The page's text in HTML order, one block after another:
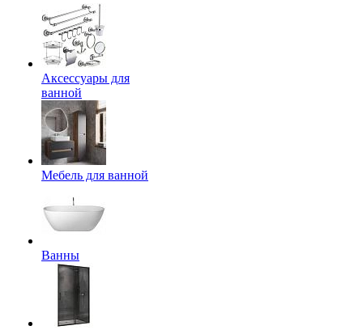
Аксессуары для
ванной
Мебель для ванной
Ванны